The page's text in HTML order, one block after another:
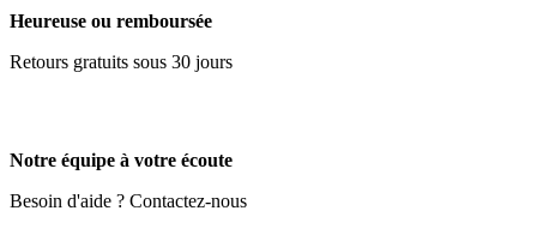
Heureuse ou remboursée
Retours gratuits sous 30 jours
Notre équipe à votre écoute
Besoin d'aide ? Contactez-nous